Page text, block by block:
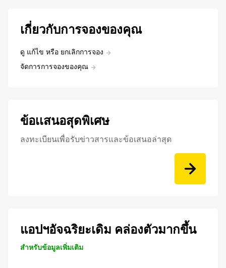
เกี่ยวกับการจองของคุณ
ดู แก้ไข หรือ ยกเลิกการจอง
จัดการการจองของคุณ
ข้อเเสนอสุดพิเศษ
ลงทะเบียนเพื่อรับข่าวสารและข้อเสนอล่าสุด
แอปฯอัจฉริยะเดิม คล่องตัวมากขึ้น
สำหรับข้อมูลเพิ่มเติม